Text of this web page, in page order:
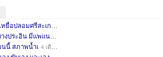
ปลอมศรีสะเกษครั
ประอิน มีแพแนะน
นนี้ สภาพน้ำเ 4 เดือน